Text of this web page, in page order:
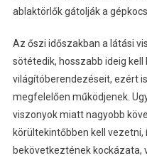
ablaktörlők gátolják a
Az őszi időszakban a látási
sötétedik, hosszabb ideig
világítóberendezéseit, ezért
megfelelően működjenek.
viszonyok miatt nagyobb
körültekintőbben kell vezetni,
bekövetkeztének kockázata,